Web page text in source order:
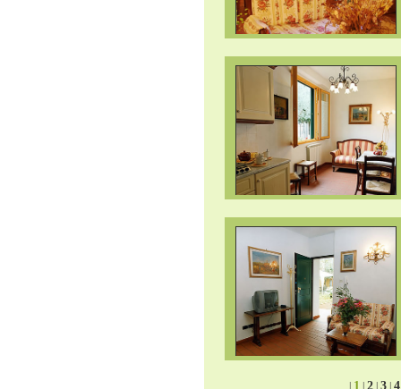
1 2 3 4